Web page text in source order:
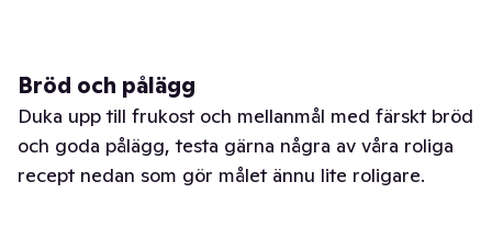
Bröd och pålägg
Duka upp till frukost och mellanmål med färskt bröd
och goda pålägg, testa gärna några av våra roliga
recept nedan som gör målet ännu lite roligare.